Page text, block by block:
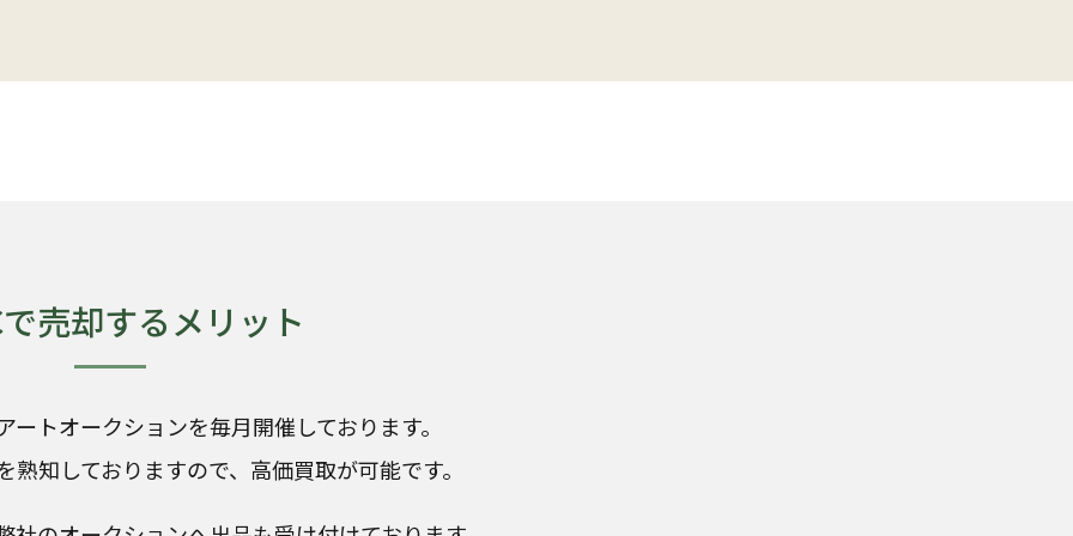
売却するメリット
トオークションを毎月開催しております。
知しておりますので、高価買取が可能です。